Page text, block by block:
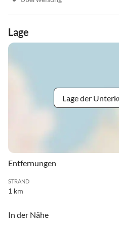
Lage
Lage der
Entfernungen
STRAND
1 km
In der Nähe